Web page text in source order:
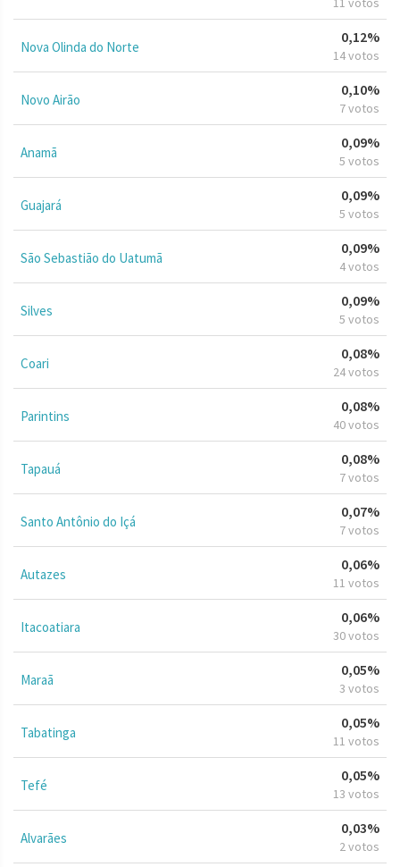
Nova Olinda do Norte
0,12%
14 votos
Novo Airão
0,10%
7 votos
Anamã
0,09%
5 votos
Guajará
0,09%
5 votos
São Sebastião do Uatumã
0,09%
4 votos
Silves
0,09%
5 votos
Coari
0,08%
24 votos
Parintins
0,08%
40 votos
Tapauá
0,08%
7 votos
Santo Antônio do Içá
0,07%
7 votos
Autazes
0,06%
11 votos
Itacoatiara
0,06%
30 votos
Maraã
0,05%
3 votos
Tabatinga
0,05%
11 votos
Tefé
0,05%
13 votos
Alvarães
0,03%
2 votos